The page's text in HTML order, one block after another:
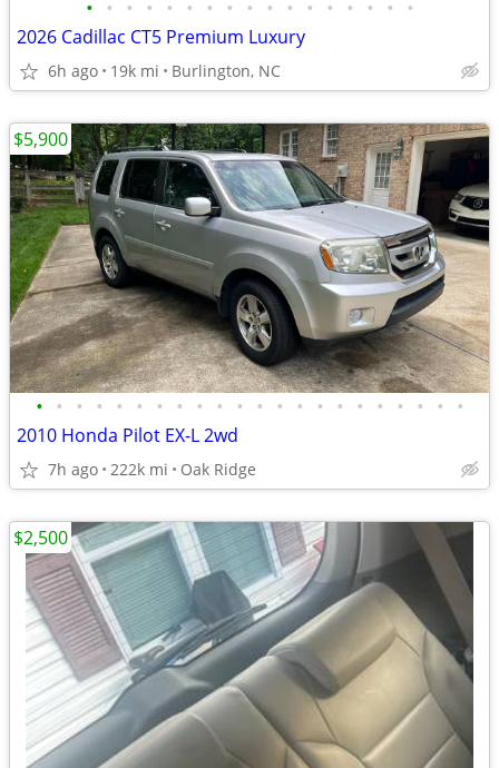
• • • • • • • • • • • • • • • • •
2026 Cadillac CT5 Premium Luxury
6h ago 19k mi Burlington, NC
• • • • • • • • • • • • • • • • • • • • • •
2010 Honda Pilot EX-L 2wd
7h ago 222k mi Oak Ridge
$5,900
$2,500